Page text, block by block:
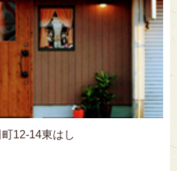
12-14東はし